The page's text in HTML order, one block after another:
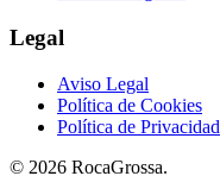
Legal
Aviso Legal
Política de Cookies
Política de Privacidad
© 2026 RocaGrossa.